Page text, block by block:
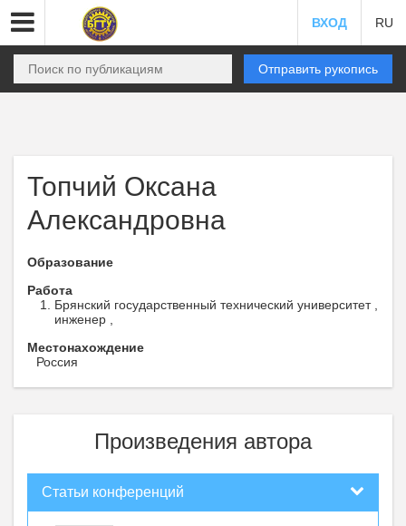
ВХОД RU
Отправить рукопись
Топчий Оксана
Александровна
Образование
Работа
Брянский государственный технический университет ,
инженер ,
Местонахождение
Россия
Произведения автора
Статьи конференций